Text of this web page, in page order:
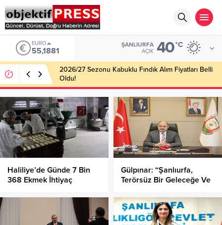
EURO
55,1881
ŞANLIURFA
AÇIK 40°C
2026/27 Sezonu Kabuklu Fındık Alım Fiyatları Belli
Oldu!
Haliliye’de Günde 7 Bin
368 Ekmek İhtiyaç
Gülpınar: “Şanlıurfa,
Terörsüz Bir Geleceğe Ve
Hazırlanıyor”